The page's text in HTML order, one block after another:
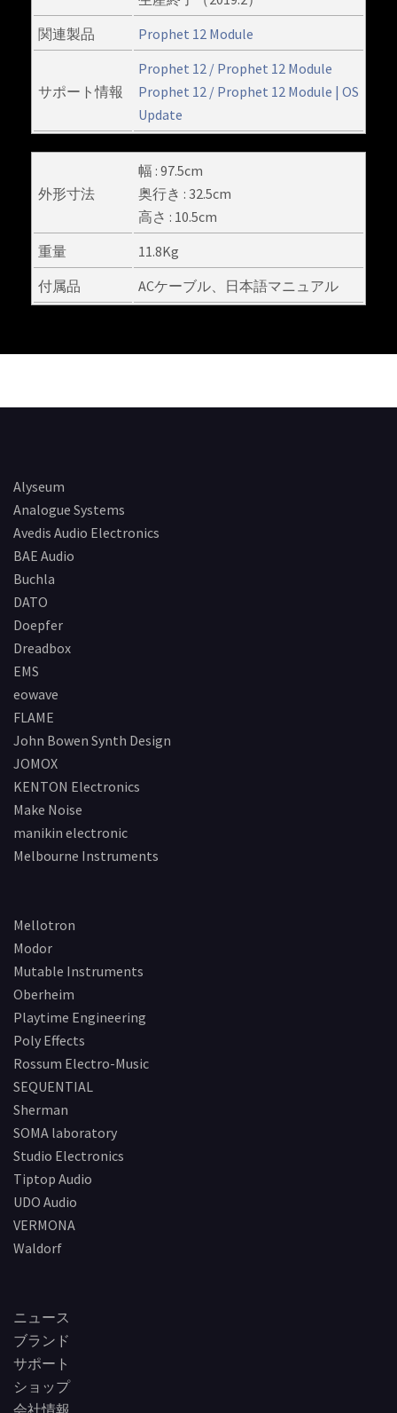
関連製品
Prophet 12 Module
サポート情報
Prophet 12 / Prophet 12 Module
Prophet 12 / Prophet 12 Module | OS
Update
外形寸法
幅 : 97.5cm
奥行き : 32.5cm
高さ : 10.5cm
重量
11.8Kg
付属品
ACケーブル、日本語マニュアル
Alyseum
Analogue Systems
Avedis Audio Electronics
BAE Audio
Buchla
DATO
Doepfer
Dreadbox
EMS
eowave
FLAME
John Bowen Synth Design
JOMOX
KENTON Electronics
Make Noise
manikin electronic
Melbourne Instruments
Mellotron
Modor
Mutable Instruments
Oberheim
Playtime Engineering
Poly Effects
Rossum Electro-Music
SEQUENTIAL
Sherman
SOMA laboratory
Studio Electronics
Tiptop Audio
UDO Audio
VERMONA
Waldorf
ニュース
ブランド
サポート
ショップ
会社情報